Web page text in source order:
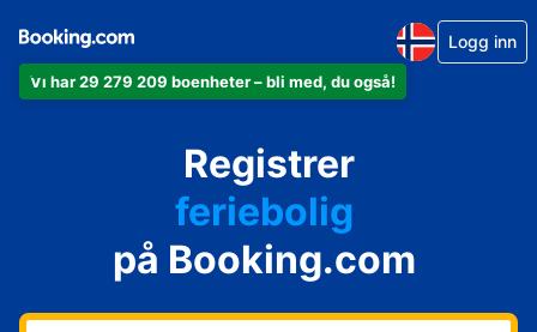
Vi har 29 279 209 boenheter – bli med, du også!
Logg inn
Registrer
leiligheten din
hotellet ditt
feriebolig
gjestgiveriet ditt
rorbua di
på Booking.com